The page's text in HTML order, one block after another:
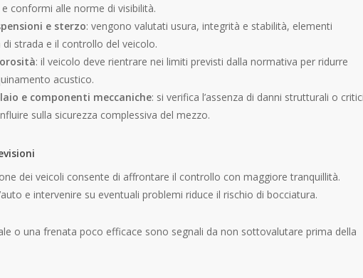
conformi alle norme di visibilità.
e sterzo: vengono valutati usura, integrità e stabilità, elementi
strada e il controllo del veicolo.
: il veicolo deve rientrare nei limiti previsti dalla normativa per ridurre
acustico.
e componenti meccaniche: si verifica l’assenza di danni strutturali o
sulla sicurezza complessiva del mezzo.
dei veicoli consente di affrontare il controllo con maggiore tranquillità.
e intervenire su eventuali problemi riduce il rischio di bocciatura.
o una frenata poco efficace sono segnali da non sottovalutare prima della